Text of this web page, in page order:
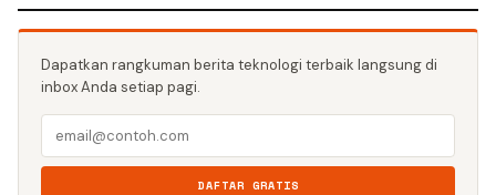
Dapatkan rangkuman berita teknologi terbaik langsung di
inbox Anda setiap pagi.
DAFTAR GRATIS